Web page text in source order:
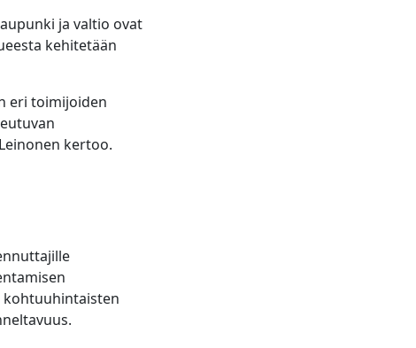
ja valtio ovat
kehitetään
eri toimijoiden
kertoo.
kohtuuhintaisten